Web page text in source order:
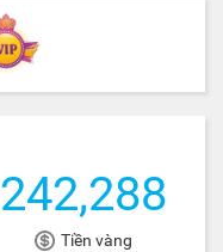
242,288
Tiền vàng